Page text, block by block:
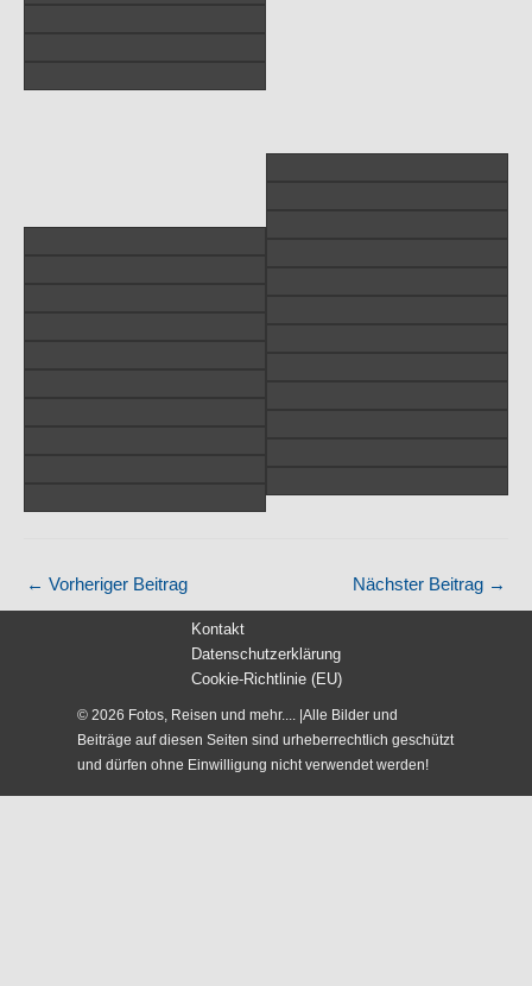
← Vorheriger Beitrag Nächster Beitrag →
Kontakt
Datenschutzerklärung
Cookie-Richtlinie (EU)
© 2026 Fotos, Reisen und mehr.... |Alle Bilder und
Beiträge auf diesen Seiten sind urheberrechtlich geschützt
und dürfen ohne Einwilligung nicht verwendet werden!